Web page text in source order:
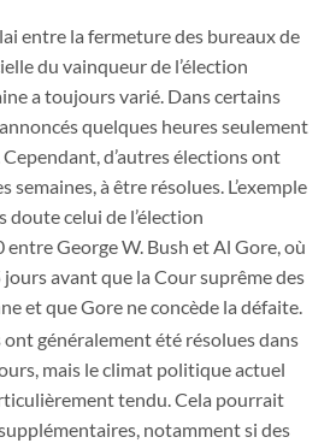
entre la fermeture des bureaux de
du vainqueur de l’élection
a toujours varié. Dans certains
quelques heures seulement
d’autres élections ont
semaines, à être résolues. L’exemple
doute celui de l’élection
George W. Bush et Al Gore, où
avant que la Cour suprême des
et que Gore ne concède la défaite.
ont généralement été résolues dans
mais le climat politique actuel
tendu. Cela pourrait
notamment si des